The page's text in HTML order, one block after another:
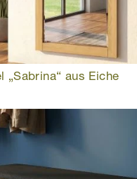
„Sabrina“ aus Eiche